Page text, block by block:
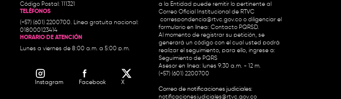
Código Postal: 111321
TELÉFONOS
(+57) (601) 2200700. Línea gratuita nacional:
018000123414
HORARIO DE ATENCIÓN
Lunes a viernes de 8:00 a.m. a 5:00 p.m.
Instagram Facebook X
a la Entidad puede remitir lo pertinente al
Correo Oficial Institucional de RTVC
correspondencia@rtvc.gov.co o diligenciar el
formulario en línea: Contacto PQRSD.
Al momento de registrar su petición, se
generará un código con el cual usted podrá
realizar el seguimiento, para ello, ingrese a:
Seguimiento de PQRS
Asesor en línea: lunes 9:30 a.m. - 12 m.
(+57) (601) 2200700
Correo de notificaciones judiciales:
notificacionesjudiciales@rtvc.gov.co